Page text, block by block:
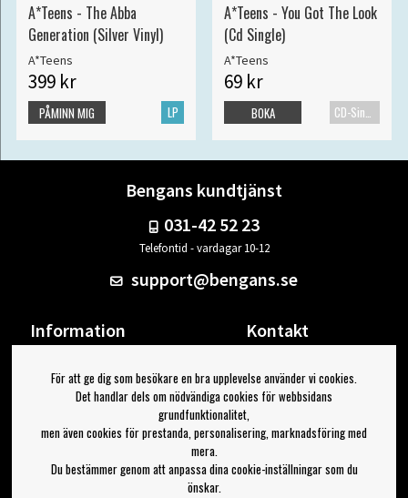
A*Teens - The Abba
Generation (Silver Vinyl)
A*Teens
399 kr
LP
PÅMINN MIG
A*Teens - You Got The Look
(Cd Single)
A*Teens
69 kr
CD-Singel
BOKA
Bengans kundtjänst
031-42 52 23
Telefontid - vardagar 10-12
support@bengans.se
Information
Om Bengans
FAQ / Köp- & Leveransvillkor
Kontakt
Din sida
Logga ut
Jag vill ha tips från Bengans
För att ge dig som besökare en bra upplevelse använder vi cookies.
Det handlar dels om nödvändiga cookies för webbsidans
grundfunktionalitet,
men även cookies för prestanda, personalisering, marknadsföring med
mera.
Du bestämmer genom att anpassa dina cookie-inställningar som du
önskar.